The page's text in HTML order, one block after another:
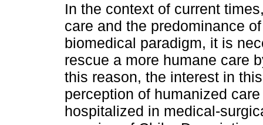
In the context of current
care and the predominance
biomedical paradigm, it is
rescue a more humane care
this reason, the interest in
perception of humanized
hospitalized in medical-